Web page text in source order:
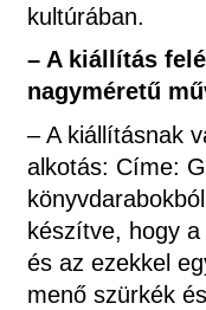
kultúrában.
– A kiállítás
nagyméretű
– A kiállításnak
alkotás: Címe:
készítve, hogy
és az ezekkel
menő szürkék